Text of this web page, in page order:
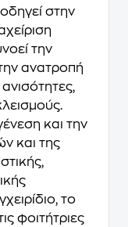
στην
την
ανατροπή
και την
και της
το
φοιτήτριες